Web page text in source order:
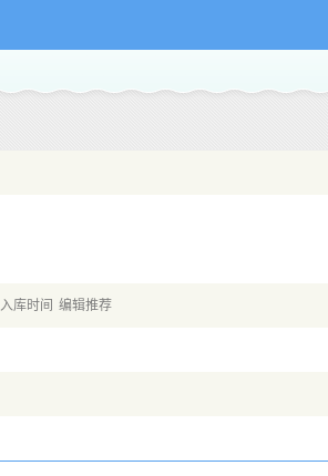
入库时间 编辑推荐